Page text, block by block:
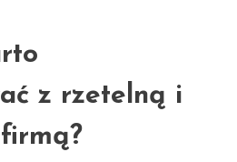
z rzetelną i